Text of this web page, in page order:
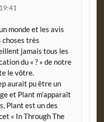
monde et les avis
choses très
jamais tous les
du « ? » de notre
le vôtre.
aurait pu être un
et Plant m’apparaît
Plant est un des
« In Through The